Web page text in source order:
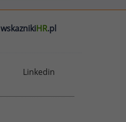
wskaznikiHR.pl
Linkedin